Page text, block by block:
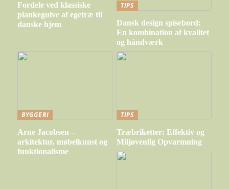
Fordele ved klassiske
plankegulve af egetræ til
danske hjem
TIPS
Dansk design spisebord:
En kombination af kvalitet
og håndværk
BYGGERI
Arne Jacobsen –
arkitektur, møbelkunst og
funktionalisme
TIPS
Træbriketter: Effektiv og
Miljøvenlig Opvarmning